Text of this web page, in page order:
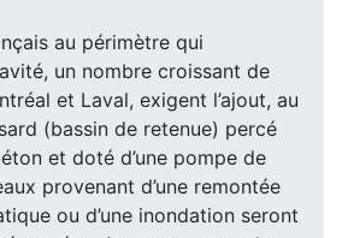
au périmètre qui
un nombre croissant de
et Laval, exigent l’ajout, au
(bassin de retenue) percé
et doté d’une pompe de
provenant d’une remontée
ou d’une inondation seront